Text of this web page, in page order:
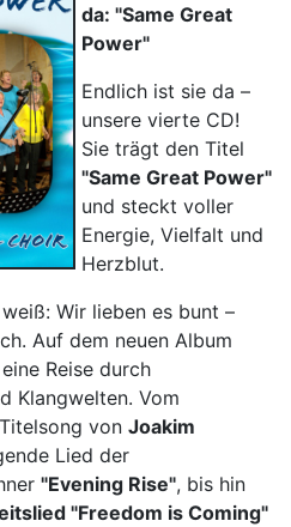
da: "Same Great
Power"
Endlich ist sie da –
unsere vierte CD!
Sie trägt den Titel
"Same Great Power"
und steckt voller
Energie, Vielfalt und
Herzblut.
Wir lieben es bunt –
Auf dem neuen Album
Reise durch
Klangwelten. Vom
von Joakim
Lied der
"Evening Rise", bis hin
"Freedom is Coming"